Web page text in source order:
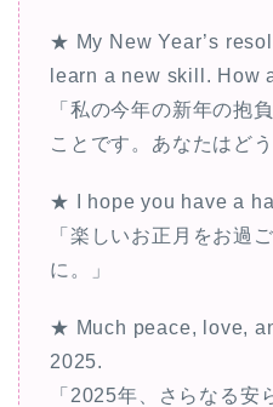
★ My New Year’s
learn a new skill. How
「私の今年の新年の抱
ことです。あなたはど
★ I hope you have a
「楽しいお正月をお過
に。」
★ Much peace, love,
2025.
「2025年、さらなる安